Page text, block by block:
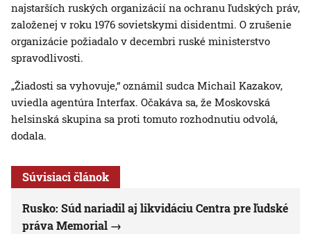
najstarších ruských organizácií na ochranu ľudských práv,
založenej v roku 1976 sovietskymi disidentmi. O zrušenie
organizácie požiadalo v decembri ruské ministerstvo
spravodlivosti.
„Žiadosti sa vyhovuje,“ oznámil sudca Michail Kazakov,
uviedla agentúra Interfax. Očakáva sa, že Moskovská
helsinská skupina sa proti tomuto rozhodnutiu odvolá,
dodala.
Súvisiaci článok
Rusko: Súd nariadil aj likvidáciu Centra pre ľudské
práva Memorial